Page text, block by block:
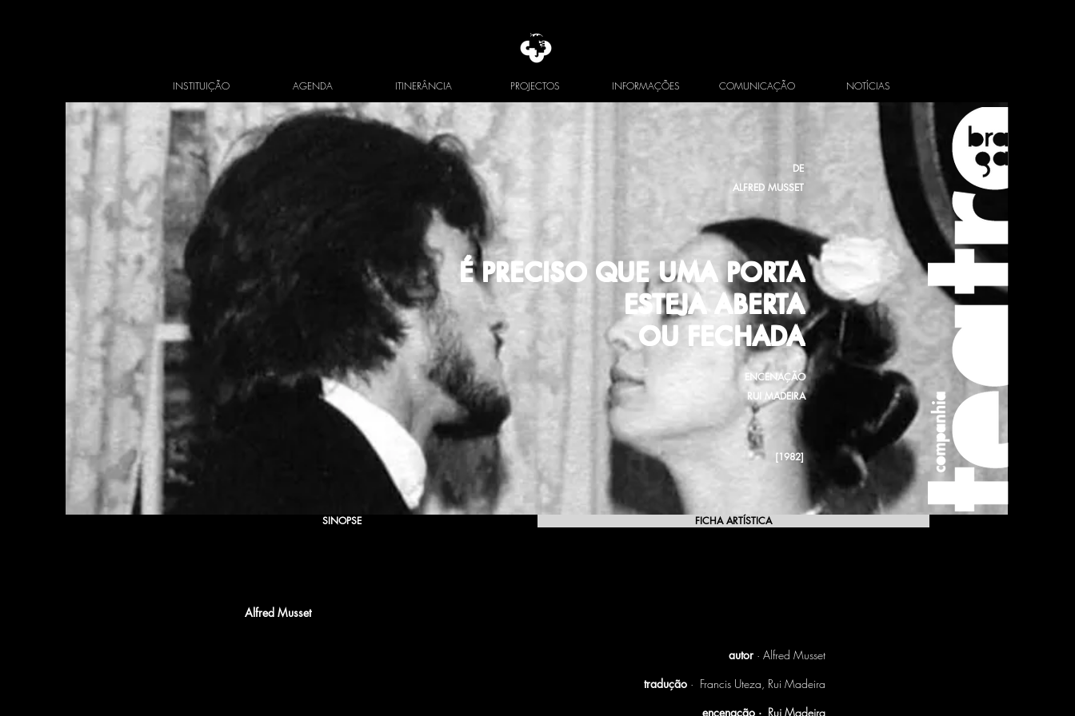
INSTITUIÇÃO AGENDA ITINERÂNCIA PROJECTOS INFORMAÇÕES COMUNICAÇÃO NOTÍCIAS
DE
ALFRED MUSSET
É PRECISO QUE UMA PORTA
ESTEJA ABERTA
OU FECHADA
ENCENAÇÃO
RUI MADEIRA
[1982]
SINOPSE FICHA ARTÍSTICA
Alfred Musset
autor · Alfred Musset
tradução · Francis Uteza, Rui Madeira
encenação · Rui Madeira